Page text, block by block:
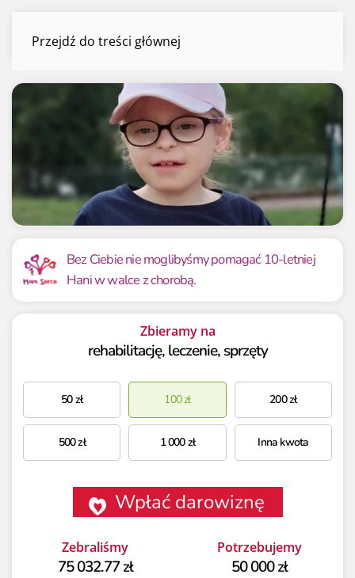
Przejdź do treści głównejHania Gawlik
Mamy już
75 032.77 zł
Potrzebujemy
50 000 zł
150.07% 150.07%
Bez Ciebie nie moglibyśmy pomagać 10-letniej
Hani w walce z chorobą.
Zbieramy na
rehabilitację, leczenie, sprzęty
50zł 100zł 200zł
500zł 1 000zł Inna kwota
Wpłać darowiznę
Zebraliśmy
75 032.77 zł
Potrzebujemy
50 000 zł